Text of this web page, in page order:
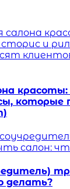
которые
делать?